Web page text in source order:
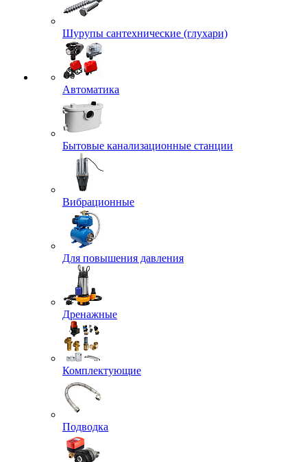
Шурупы сантехнические (глухари)
Автоматика
Бытовые канализационные станции
Вибрационные
Для повышения давления
Дренажные
Комплектующие
Подводка